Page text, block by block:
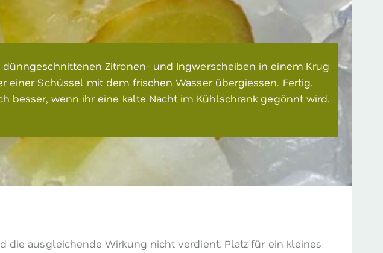
dünngeschnittenen Zitronen- und Ingwerscheiben in einem Krug
einer Schüssel mit dem frischen Wasser übergiessen. Fertig.
besser, wenn ihr eine kalte Nacht im Kühlschrank gegönnt wird.
die ausgleichende Wirkung nicht verdient. Platz für ein kleines